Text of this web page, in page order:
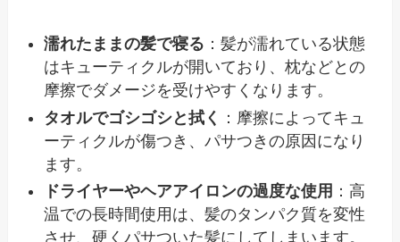
濡れたままの髪で寝る ：髪が濡れている状態
はキューティクルが開いており、枕などとの
摩擦でダメージを受けやすくなります。
タオルでゴシゴシと拭く
：摩擦によってキュ
ーティクルが傷つき、パサつきの原因になり
ます。
ドライヤーやヘアアイロンの過度な使用 ：高
温での長時間使用は、髪のタンパク質を変性
させ、硬くパサついた髪にしてしまいます。